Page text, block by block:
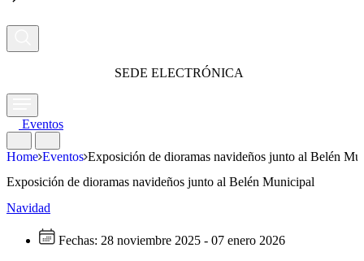
SEDE ELECTRÓNICA
Eventos
Home Eventos Exposición de dioramas navideños junto al Belén
Exposición de dioramas navideños junto al Belén Municipal
Navidad
Fechas: 28 noviembre 2025 - 07 enero 2026